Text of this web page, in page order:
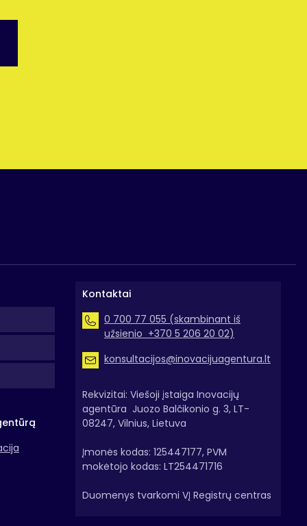
Kontaktai
0 700 77 055 (skambinant iš
užsienio +370 5 206 20 02)
konsultacijos@inovacijuagentura.lt
Rekvizitai: Viešoji įstaiga Inovacijų
agentūra Juozo Balčikonio g. 3, LT-
08247, Vilnius, Lietuva
Įmonės kodas: 125447177, PVM
mokėtojo kodas: LT254471716
Duomenys tvarkomi VĮ Registrų centras